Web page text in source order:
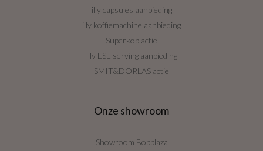
illy capsules aanbieding
illy koffiemachine aanbieding
Superkop actie
illy ESE serving aanbieding
SMIT&DORLAS actie
Onze showroom
Showroom Bobplaza